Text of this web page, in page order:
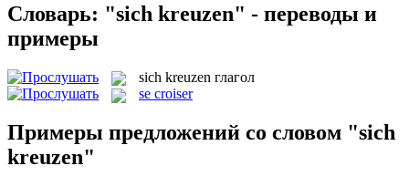
Словарь: "sich kreuzen" - переводы и
примеры
sich kreuzen глагол
se croiser
Примеры предложений со словом "sich
kreuzen"